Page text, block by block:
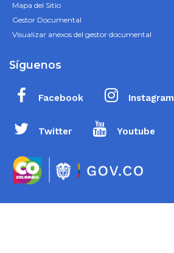
Mapa del Sitio
Gestor Documental
Visualizar anexos del gestor documental
Síguenos
Facebook Instagram
Twitter Youtube